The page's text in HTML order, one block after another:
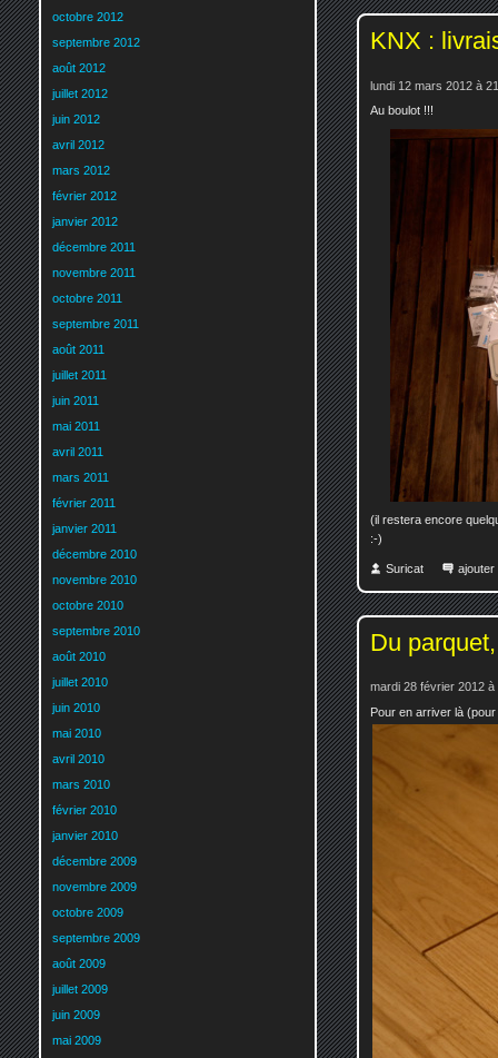
KNX :
lundi 12 mars 2012 à
Au boulot !!!
(il restera encore
:-)
Suricat ajouter
Du
mardi 28 février 2012 à
Pour en arriver là
octobre 2012
septembre 2012
août 2012
juillet 2012
juin 2012
avril 2012
mars 2012
février 2012
janvier 2012
décembre 2011
novembre 2011
octobre 2011
septembre 2011
août 2011
juillet 2011
juin 2011
mai 2011
avril 2011
mars 2011
février 2011
janvier 2011
décembre 2010
novembre 2010
octobre 2010
septembre 2010
août 2010
juillet 2010
juin 2010
mai 2010
avril 2010
mars 2010
février 2010
janvier 2010
décembre 2009
novembre 2009
octobre 2009
septembre 2009
août 2009
juillet 2009
juin 2009
mai 2009